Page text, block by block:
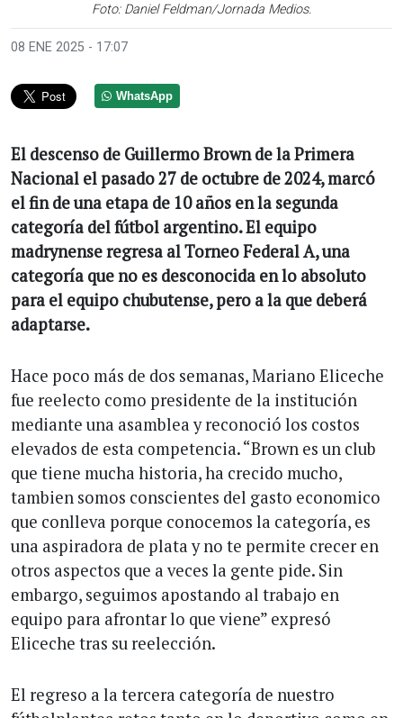
Foto: Daniel Feldman/Jornada Medios.
08 ENE 2025 - 17:07
WhatsApp
El descenso de Guillermo Brown de la Primera
Nacional el pasado 27 de octubre de 2024, marcó
el fin de una etapa de 10 años en la segunda
categoría del fútbol argentino. El equipo
madrynense regresa al Torneo Federal A, una
categoría que no es desconocida en lo absoluto
para el equipo chubutense, pero a la que deberá
adaptarse.
Hace poco más de dos semanas, Mariano Eliceche
fue reelecto como presidente de la institución
mediante una asamblea y reconoció los costos
elevados de esta competencia. “Brown es un club
que tiene mucha historia, ha crecido mucho,
tambien somos conscientes del gasto economico
que conlleva porque conocemos la categoría, es
una aspiradora de plata y no te permite crecer en
otros aspectos que a veces la gente pide. Sin
embargo, seguimos apostando al trabajo en
equipo para afrontar lo que viene” expresó
Eliceche tras su reelección.
El regreso a la tercera categoría de nuestro